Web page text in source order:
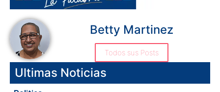
Betty Martinez
Todos sus Posts
Ultimas Noticias